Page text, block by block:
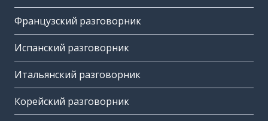
Французский разговорник
Испанский разговорник
Итальянский разговорник
Корейский разговорник